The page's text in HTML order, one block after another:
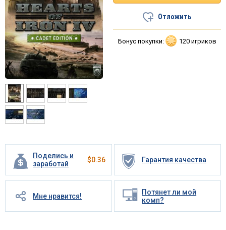
Поделись и
заработай
$0.36 Гарантия качества
Мне нравится!
Потянет ли мой
комп?
Отложить
Бонус покупки: 120 игриков